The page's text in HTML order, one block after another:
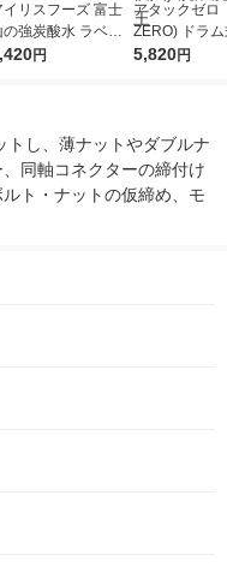
イリスフーズ 富士
の強炭酸水 ラベル
ス 500ml 1箱（24
円
アタックゼロ
ZERO) ドラ
詰め替え メガ
5,820円
し、薄ナットやダブルナ
同軸コネクターの締付け
ト・ナットの仮締め、モ